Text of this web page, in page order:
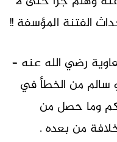
الفتنة المؤسفة !!
رضي الله عنه –
سالم من الخطأ في
وما حصل من
من بعده .